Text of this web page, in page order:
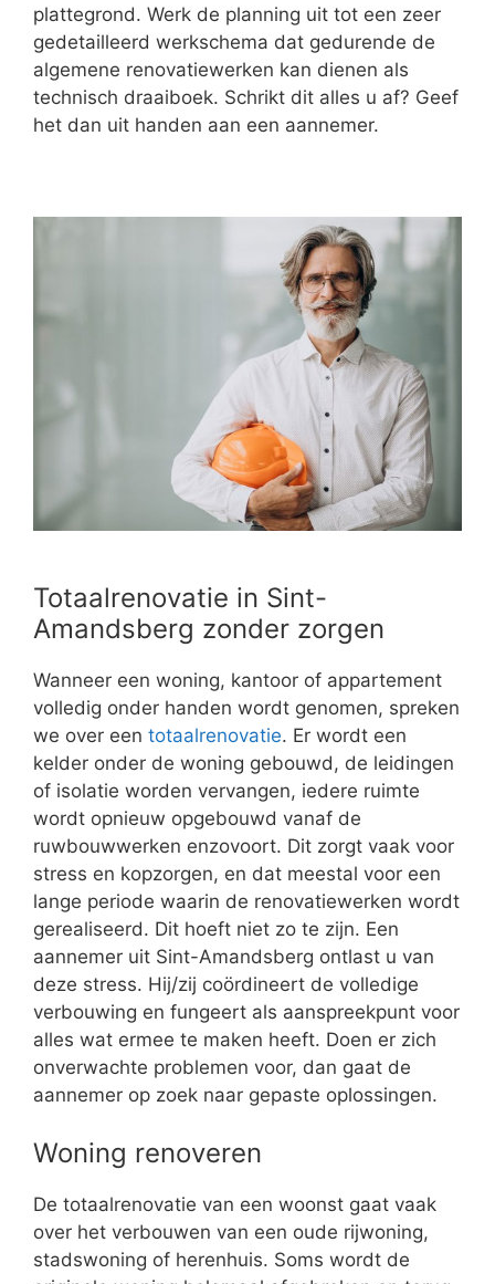
plattegrond. Werk de planning uit tot een zeer
gedetailleerd werkschema dat gedurende de
algemene renovatiewerken kan dienen als
technisch draaiboek. Schrikt dit alles u af? Geef
het dan uit handen aan een aannemer.
Totaalrenovatie in Sint-
Amandsberg zonder zorgen
Wanneer een woning, kantoor of appartement
volledig onder handen wordt genomen, spreken
we over een totaalrenovatie. Er wordt een
kelder onder de woning gebouwd, de leidingen
of isolatie worden vervangen, iedere ruimte
wordt opnieuw opgebouwd vanaf de
ruwbouwwerken enzovoort. Dit zorgt vaak voor
stress en kopzorgen, en dat meestal voor een
lange periode waarin de renovatiewerken wordt
gerealiseerd. Dit hoeft niet zo te zijn. Een
aannemer uit Sint-Amandsberg ontlast u van
deze stress. Hij/zij coördineert de volledige
verbouwing en fungeert als aanspreekpunt voor
alles wat ermee te maken heeft. Doen er zich
onverwachte problemen voor, dan gaat de
aannemer op zoek naar gepaste oplossingen.
Woning renoveren
De totaalrenovatie van een woonst gaat vaak
over het verbouwen van een oude rijwoning,
stadswoning of herenhuis. Soms wordt de